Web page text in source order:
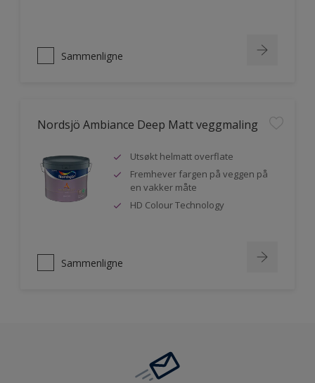
Sammenligne
Nordsjö Ambiance Deep Matt veggmaling
Utsøkt helmatt overflate
Fremhever fargen på veggen på
en vakker måte
HD Colour Technology
Sammenligne